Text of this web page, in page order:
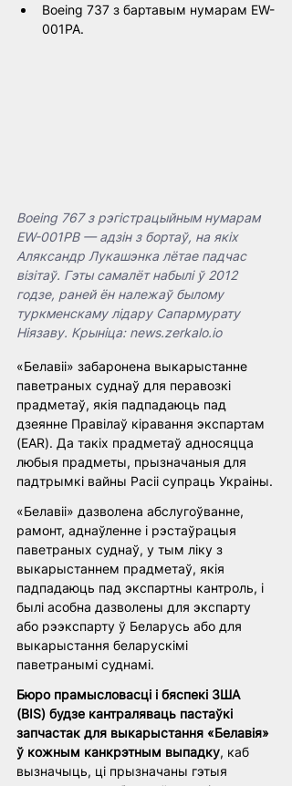
Boeing 737 з бартавым нумарам EW-
001PA.
Boeing 767 з рэгістрацыйным нумарам
EW-001PB — адзін з бортаў, на якіх
Аляксандр Лукашэнка лётае падчас
візітаў. Гэты самалёт набылі ў 2012
годзе, раней ён належаў былому
туркменскаму лідару Сапармурату
Ніязаву. Крыніца: news.zerkalo.io
«Белавіі» забаронена выкарыстанне
паветраных суднаў для перавозкі
прадметаў, якія падпадаюць пад
дзеянне Правілаў кіравання экспартам
(EAR). Да такіх прадметаў адносяцца
любыя прадметы, прызначаныя для
падтрымкі вайны Расіі супраць Украіны.
«Белавіі» дазволена абслугоўванне,
рамонт, аднаўленне і рэстаўрацыя
паветраных суднаў, у тым ліку з
выкарыстаннем прадметаў, якія
падпадаюць пад экспартны кантроль, і
былі асобна дазволены для экспарту
або рээкспарту ў Беларусь або для
выкарыстання беларускімі
паветранымі суднамі.
Бюро прамысловасці і бяспекі ЗША
(BIS) будзе кантраляваць пастаўкі
запчастак для выкарыстання «Белавія»
ў кожным канкрэтным выпадку, каб
вызначыць, ці прызначаны гэтыя